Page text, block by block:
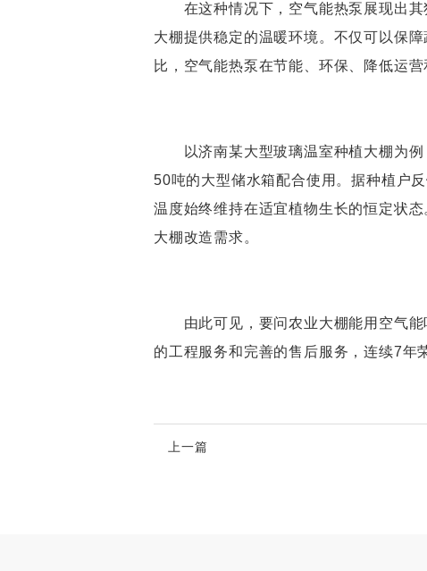
在这种情况下，空气能热泵展现出其
大棚提供稳定的温暖环境。不仅可以保
比，空气能热泵在节能、环保、降低运
以济南某大型玻璃温室种植大棚为例
50吨的大型储水箱配合使用。据种植户
温度始终维持在适宜植物生长的恒定状
大棚改造需求。
由此可见，要问农业大棚能用空气能
的工程服务和完善的售后服务，连续7年
上一篇